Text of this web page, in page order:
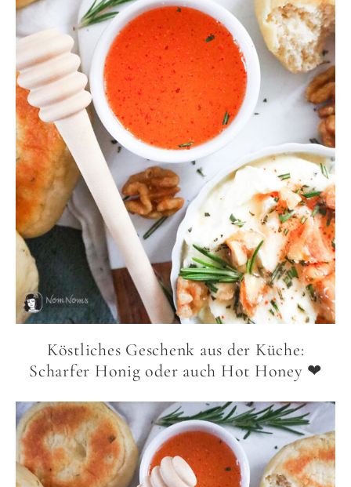
Köstliches Geschenk aus der Küche:
Scharfer Honig oder auch Hot Honey ❤